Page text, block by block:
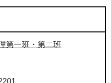
第一班・第二班